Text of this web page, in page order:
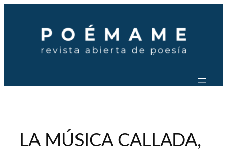
contenido
LA MÚSICA CALLADA,